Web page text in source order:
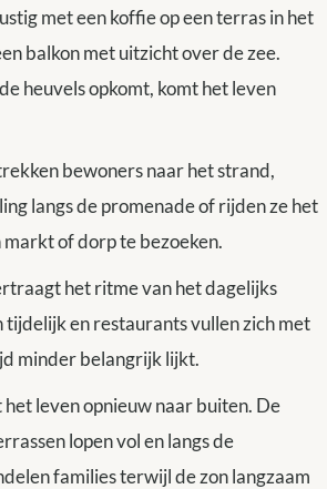
met een koffie op een terras in het
balkon met uitzicht over de zee.
heuvels opkomt, komt het leven
bewoners naar het strand,
langs de promenade of rijden ze het
markt of dorp te bezoeken.
het ritme van het dagelijks
tijdelijk en restaurants vullen zich met
minder belangrijk lijkt.
het leven opnieuw naar buiten. De
lopen vol en langs de
families terwijl de zon langzaam